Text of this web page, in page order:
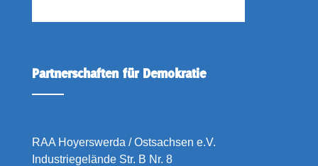
Partnerschaften für Demokratie
RAA Hoyerswerda / Ostsachsen e.V.
Industriegelände Str. B Nr. 8